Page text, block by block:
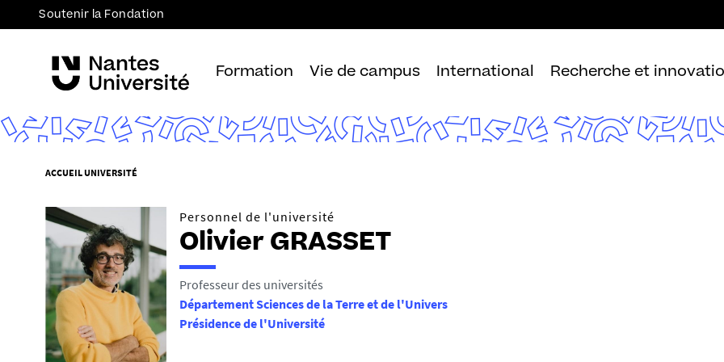
au
Soutenir la Fondation
Formation Vie de campus International Recherche et
V
u
ê
t
e
s
c
ACCUEIL UNIVERSITÉ
Personnel de l'université
Olivier GRASSET
Professeur des universités
Département Sciences de la Terre et de l'Univers
Présidence de l'Université